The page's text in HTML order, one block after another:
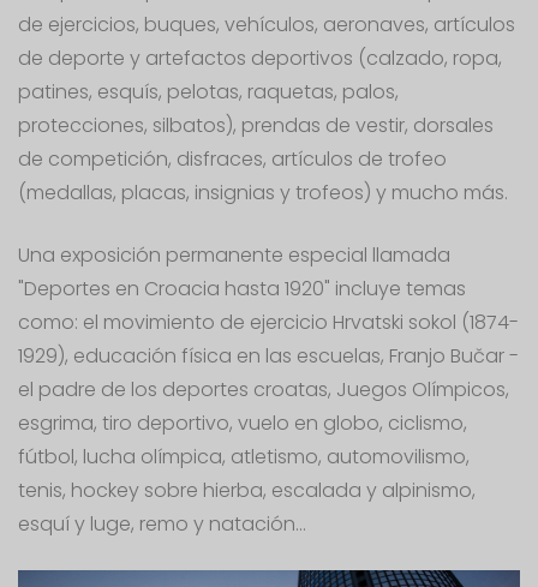
de ejercicios, buques, vehículos, aeronaves, artículos
de deporte y artefactos deportivos (calzado, ropa,
patines, esquís, pelotas, raquetas, palos,
protecciones, silbatos), prendas de vestir, dorsales
de competición, disfraces, artículos de trofeo
(medallas, placas, insignias y trofeos) y mucho más.
Una exposición permanente especial llamada
"Deportes en Croacia hasta 1920" incluye temas
como: el movimiento de ejercicio Hrvatski sokol (1874-
1929), educación física en las escuelas, Franjo Bučar -
el padre de los deportes croatas, Juegos Olímpicos,
esgrima, tiro deportivo, vuelo en globo, ciclismo,
fútbol, ​lucha olímpica, atletismo, automovilismo,
tenis, hockey sobre hierba, escalada y alpinismo,
esquí y luge, remo y natación...